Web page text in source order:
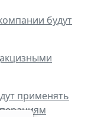
будут
применять